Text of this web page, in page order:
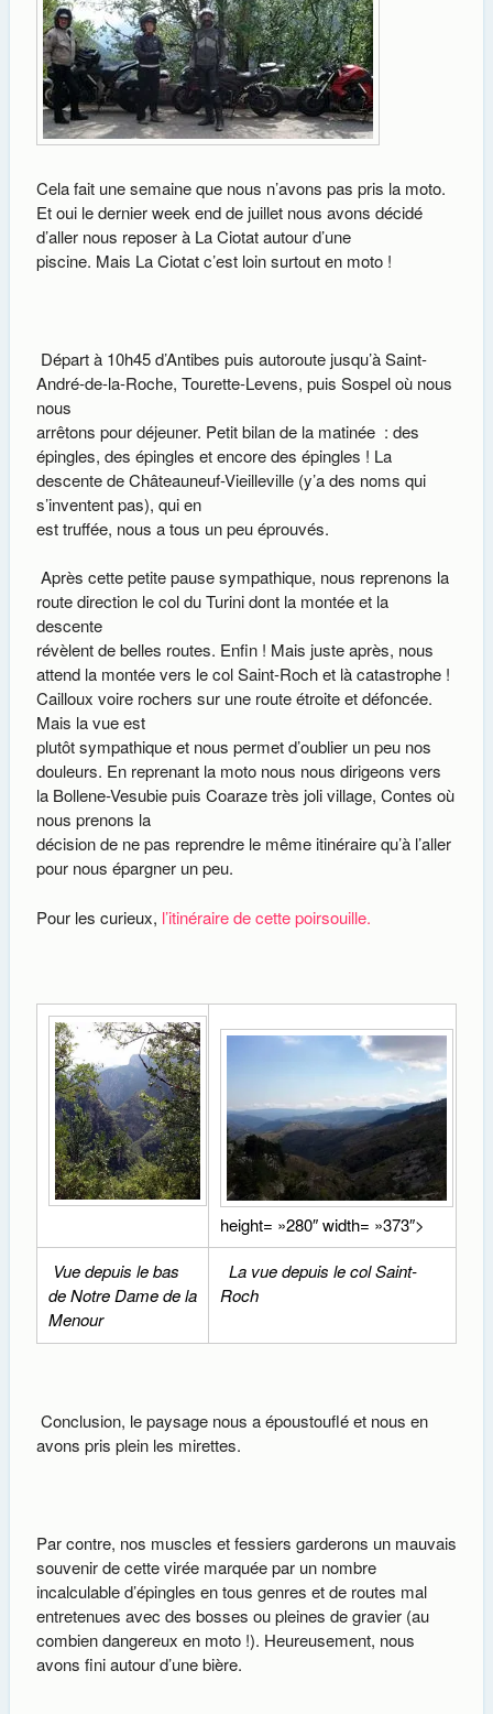
Cela fait une semaine que nous n’avons pas pris la moto.
Et oui le dernier week end de juillet nous avons décidé
d’aller nous reposer à La Ciotat autour d’une
piscine. Mais La Ciotat c’est loin surtout en moto !
Départ à 10h45 d’Antibes puis autoroute jusqu’à Saint-
André-de-la-Roche, Tourette-Levens, puis Sospel où nous
nous
arrêtons pour déjeuner. Petit bilan de la matinée : des
épingles, des épingles et encore des épingles ! La
descente de Châteauneuf-Vieilleville (y’a des noms qui
s’inventent pas), qui en
est truffée, nous a tous un peu éprouvés.
Après cette petite pause sympathique, nous reprenons la
route direction le col du Turini dont la montée et la
descente
révèlent de belles routes. Enfin ! Mais juste après, nous
attend la montée vers le col Saint-Roch et là catastrophe !
Cailloux voire rochers sur une route étroite et défoncée.
Mais la vue est
plutôt sympathique et nous permet d’oublier un peu nos
douleurs. En reprenant la moto nous nous dirigeons vers
la Bollene-Vesubie puis Coaraze très joli village, Contes où
nous prenons la
décision de ne pas reprendre le même itinéraire qu’à l’aller
pour nous épargner un peu.
Pour les curieux, l’itinéraire de cette poirsouille.
height= »280″ width= »373″>
Vue depuis le bas
de Notre Dame de la
Menour
La vue depuis le col Saint-
Roch
Conclusion, le paysage nous a époustouflé et nous en
avons pris plein les mirettes.
Par contre, nos muscles et fessiers garderons un mauvais
souvenir de cette virée marquée par un nombre
incalculable d’épingles en tous genres et de routes mal
entretenues avec des bosses ou pleines de gravier (au
combien dangereux en moto !). Heureusement, nous
avons fini autour d’une bière.